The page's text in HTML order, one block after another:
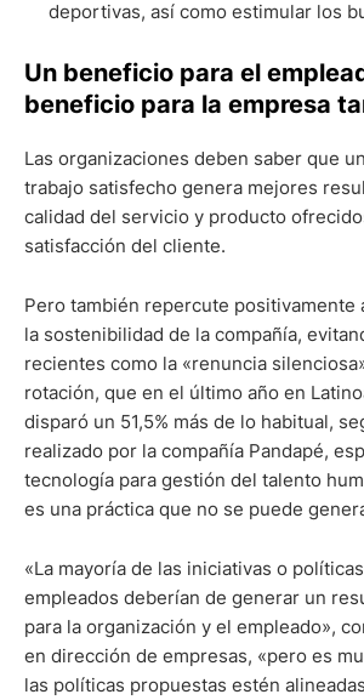
deportivas, así como estimular los
Un beneficio para el
beneficio para la empresa
Las organizaciones deben saber que
trabajo satisfecho genera mejores
calidad del servicio y producto
satisfacción del cliente.
Pero también repercute positivamente
la sostenibilidad de la compañía,
recientes como la «renuncia
rotación, que en el último año en
disparó un 51,5% más de lo habitual,
realizado por la compañía Pandapé,
tecnología para gestión del talento
es una práctica que no se puede
«La mayoría de las iniciativas o
empleados deberían de generar un
para la organización y el empleado»,
en dirección de empresas, «pero es
las políticas propuestas estén